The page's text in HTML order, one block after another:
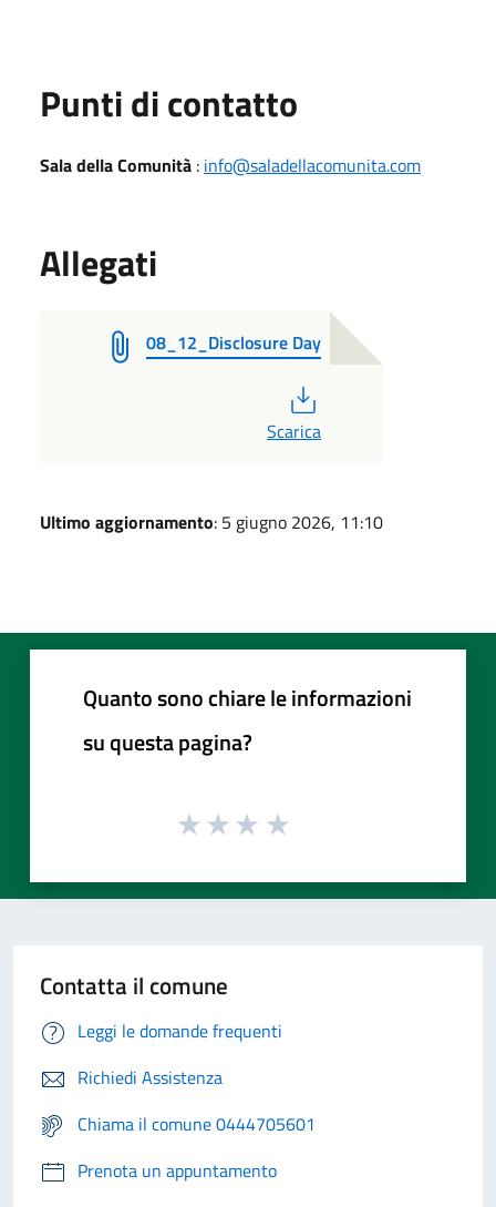
Punti di contatto
Sala della Comunità : info@saladellacomunita.com
Allegati
08_12_Disclosure Day
Scarica
Ultimo aggiornamento: 5 giugno 2026, 11:10
Quanto sono chiare le informazioni
su questa pagina?
Contatta il comune
Leggi le domande frequenti
Richiedi Assistenza
Chiama il comune 0444705601
Prenota un appuntamento